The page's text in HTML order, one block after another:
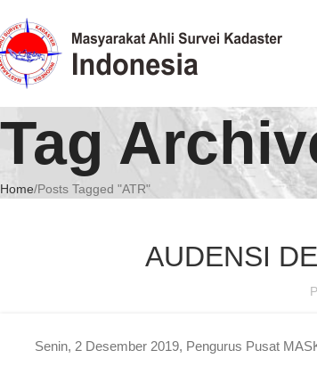
Tag
Home Posts Tagged "ATR"
AUDENSI
Senin, 2 Desember 2019, Pengurus Pusat